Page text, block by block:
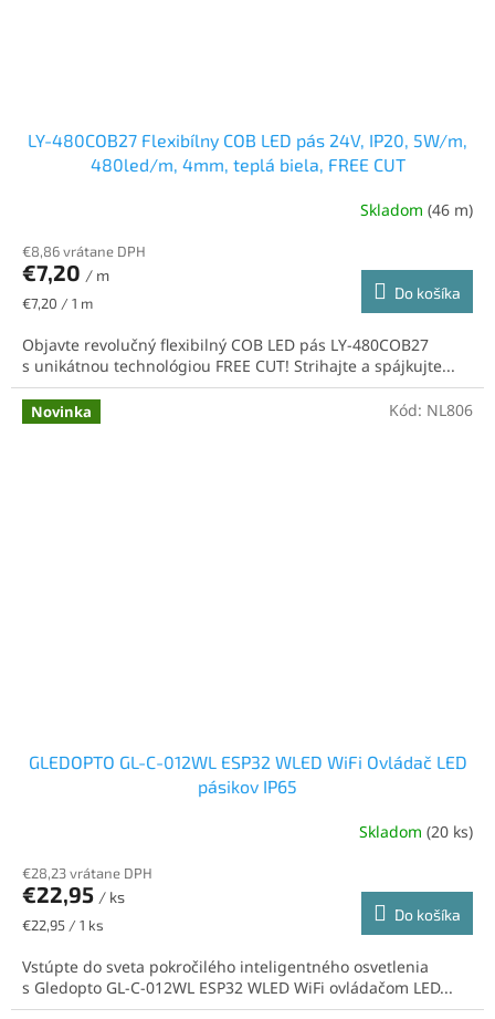
LY-480COB27 Flexibílny COB LED pás 24V, IP20, 5W/m,
480led/m, 4mm, teplá biela, FREE CUT
Skladom (46 m)
€8,86 vrátane DPH
€7,20 / m
Jednotková
€7,20 / 1 m
Do košíka
Objavte revolučný flexibilný COB LED pás LY-480COB27
s unikátnou technológiou FREE CUT! Strihajte a spájkujte...
Novinka
GLEDOPTO GL-C-012WL ESP32 WLED WiFi Ovládač LED
pásikov IP65
Skladom (20 ks)
€28,23 vrátane DPH
€22,95 / ks
Jednotková
€22,95 / 1 ks
Do košíka
Vstúpte do sveta pokročilého inteligentného osvetlenia
s Gledopto GL-C-012WL ESP32 WLED WiFi ovládačom LED...
Kód: NL806